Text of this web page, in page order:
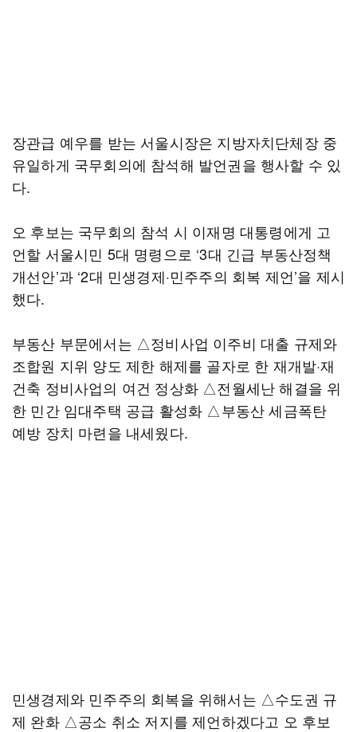
장관급 예우를 받는 서울시장은 지방자치단체장 중
유일하게 국무회의에 참석해 발언권을 행사할 수 있
다.
오 후보는 국무회의 참석 시 이재명 대통령에게 고
언할 서울시민 5대 명령으로 ‘3대 긴급 부동산정책
개선안’과 ‘2대 민생경제·민주주의 회복 제언’을 제시
했다.
부동산 부문에서는 △정비사업 이주비 대출 규제와
조합원 지위 양도 제한 해제를 골자로 한 재개발·재
건축 정비사업의 여건 정상화 △전월세난 해결을 위
한 민간 임대주택 공급 활성화 △부동산 세금폭탄
예방 장치 마련을 내세웠다.
민생경제와 민주주의 회복을 위해서는 △수도권 규
제 완화 △공소 취소 저지를 제언하겠다고 오 후보